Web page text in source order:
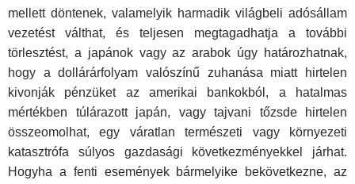
mellett döntenek, valamelyik harmadik világbeli adósállam
vezetést válthat, és teljesen megtagadhatja a további
törlesztést, a japá­nok vagy az arabok úgy határozhatnak,
hogy a dollárárfolyam valószínű zuhanása miatt hirtelen
kivonják pénzüket az amerikai bankokból, a hatalmas
mértékben túlárazott japán, vagy tajvani tőzsde hirtelen
összeomolhat, egy váratlan természeti vagy környezeti
katasztrófa súlyos gazdasági következményekkel járhat.
Hogyha a fenti események bár­melyike bekövetkezne, az